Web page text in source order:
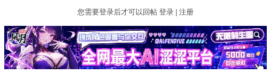
您需要登录后才可以回帖登录 | 注册